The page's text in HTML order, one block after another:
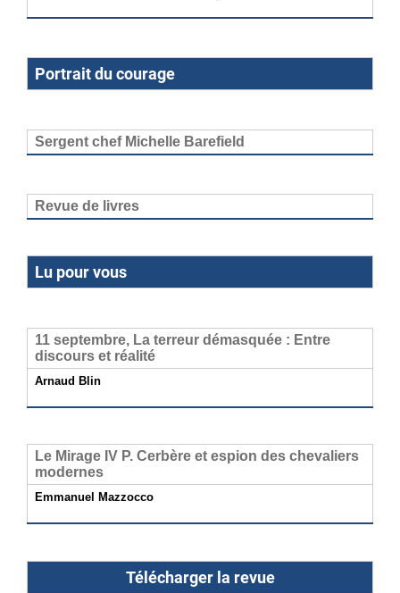
Portrait du courage
Sergent chef Michelle Barefield
Revue de livres
Lu pour vous
11 septembre, La terreur démasquée : Entre
discours et réalité
Arnaud Blin
Le Mirage IV P. Cerbère et espion des chevaliers
modernes
Emmanuel Mazzocco
Télécharger la revue